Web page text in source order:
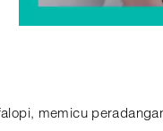
memicu